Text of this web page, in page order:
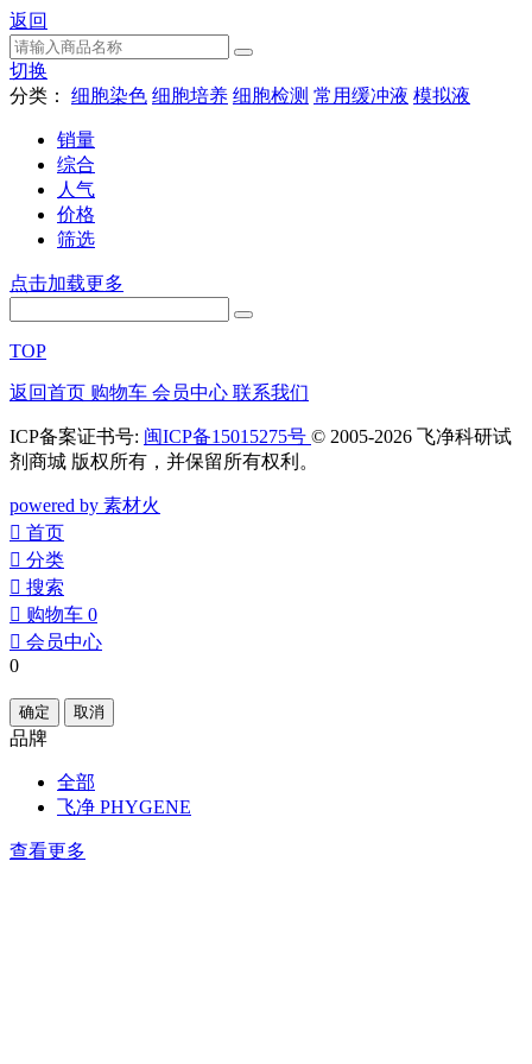
返回
切换
分类：
细胞染色 细胞培养 细胞检测 常用缓冲液 模拟液
销量
综合
人气
价格
筛选
点击加载更多
TOP
返回首页 购物车 会员中心 联系我们
ICP备案证书号: 闽ICP备15015275号 © 2005-2026 飞净科研试
剂商城 版权所有，并保留所有权利。
powered by 素材火
󰀁 首页
󰀂 分类
󰀃 搜索
󰀄 购物车 0
󰀅 会员中心
0
确定 取消
品牌
全部
飞净 PHYGENE
查看更多